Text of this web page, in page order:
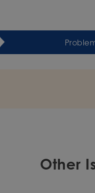
Other